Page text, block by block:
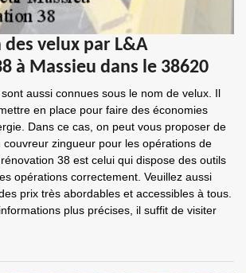
velux par L&A
à Massieu dans le 38620
aussi connues sous le nom de velux. Il
en place pour faire des économies
Dans ce cas, on peut vous proposer de
zingueur pour les opérations de
38 est celui qui dispose des outils
opérations correctement. Veuillez aussi
prix très abordables et accessibles à tous.
plus précises, il suffit de visiter